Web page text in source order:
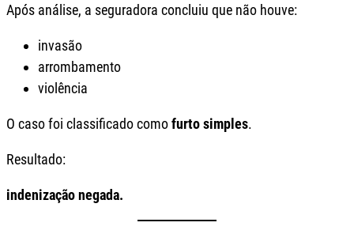
Após análise, a seguradora concluiu que não houve:
invasão
arrombamento
violência
O caso foi classificado comofurto simples.
Resultado:
indenização negada.